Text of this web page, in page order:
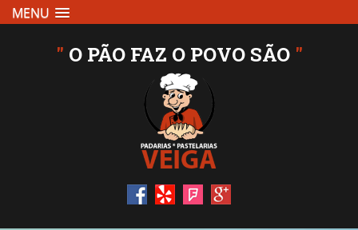
MENU
" O PÃO FAZ O POVO SÃO "